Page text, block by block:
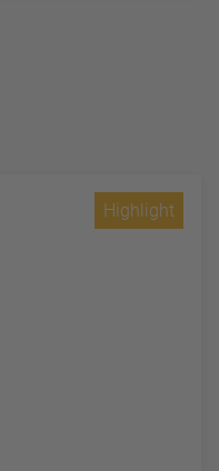
Highlight